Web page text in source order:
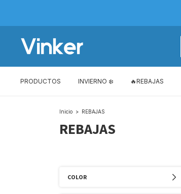
PRODUCTOS INVIERNO ❄️ 🔥REBAJAS
Inicio > REBAJAS
REBAJAS
COLOR